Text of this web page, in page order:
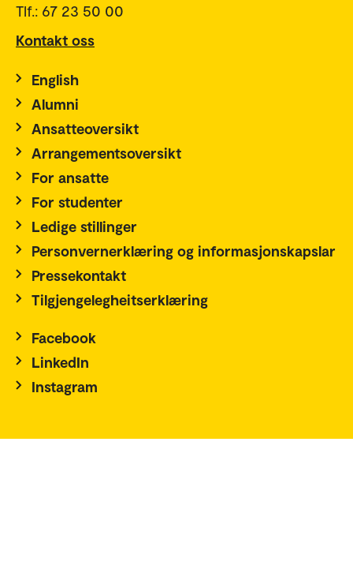
Tlf.: 67 23 50 00
Kontakt oss
English
Alumni
Ansatteoversikt
Arrangementsoversikt
For ansatte
For studenter
Ledige stillinger
Personvernerklæring og informasjonskapslar
Pressekontakt
Tilgjengelegheitserklæring
Facebook
LinkedIn
Instagram